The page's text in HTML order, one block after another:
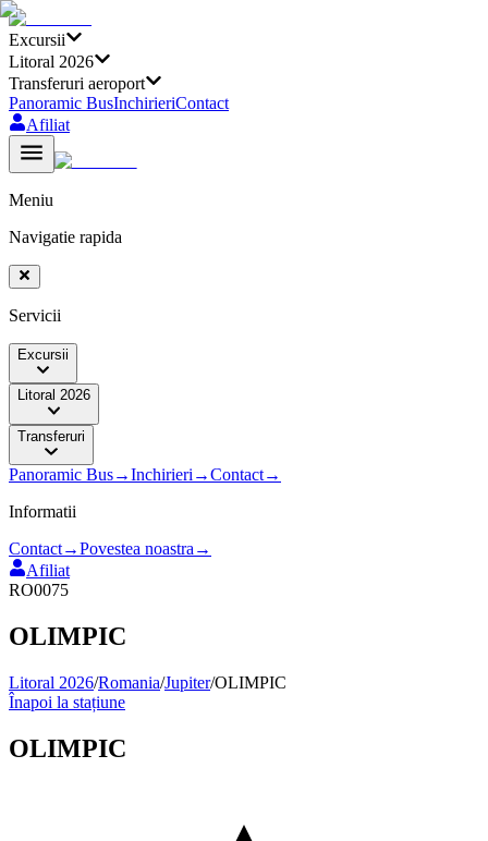
Excursii
Litoral 2026
Transferuri aeroport
Panoramic BusInchirieriContact
Afiliat
Meniu
Navigatie rapida
Servicii
Excursii
Litoral 2026
Transferuri
Panoramic Bus→Inchirieri →Contact→
Informatii
Contact→Povestea noastra →
Afiliat
RO0075
OLIMPIC
Litoral 2026/Romania/Jupiter/OLIMPIC
Înapoi la stațiune
OLIMPIC